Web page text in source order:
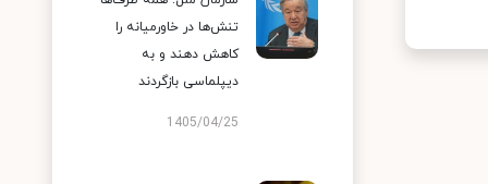
تنش‌ها در خاورمیانه را
کاهش دهند و به
دیپلماسی بازگردند
1405/04/25